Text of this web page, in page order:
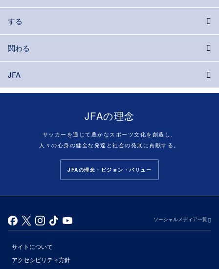
する
関わる
JFA
JFAの理念
サッカーを通じて豊かなスポーツ文化を創造し、
人々の心身の健全な発達と社会の発展に貢献する。
JFAの理念・ビジョン・バリュー
ソーシャルメディア一覧
サイトについて
アクセシビリティ方針